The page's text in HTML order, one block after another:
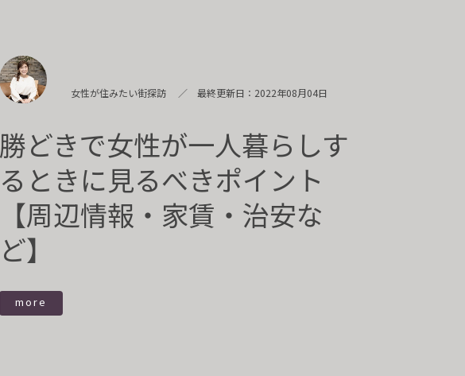
女性が住みたい街探訪 最終更新日：2022年08月04日
勝どきで女性が一人暮らしす
るときに見るべきポイント
【周辺情報・家賃・治安な
ど】
more